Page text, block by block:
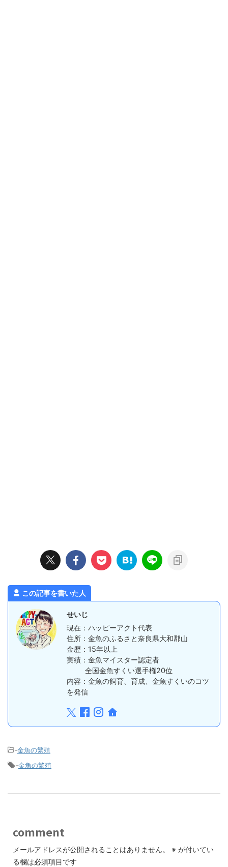
この記事を書いた人
せいじ
現在：ハッピーアクト代表
住所：金魚のふるさと奈良県大和郡山
金歴：15年以上
実績：金魚マイスター認定者
全国金魚すくい選手権20位
内容：金魚の飼育、育成、金魚すくいのコツ
を発信
-金魚の繁殖
-金魚の繁殖
comment
メールアドレスが公開されることはありません。 ※ が付いてい
る欄は必須項目です